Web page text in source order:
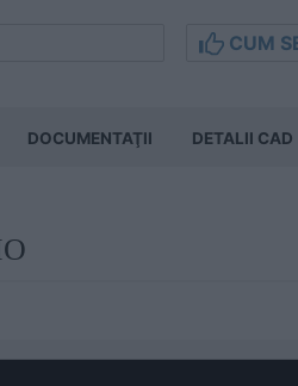
CUM
DOCUMENTAŢII DETALII CAD